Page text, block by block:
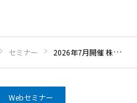
セミナー 2026年7月開催 株式会社パンタレイ・HMT共催「レオロジー×成分分析で完結！失敗しない「原料変更」の評価戦略」
Webセミナー